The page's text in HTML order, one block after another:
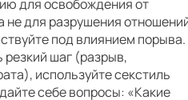
для освобождения от
не для разрушения
под влиянием порыва.
шаг (разрыв,
используйте секстиль
себе вопросы: «Какие